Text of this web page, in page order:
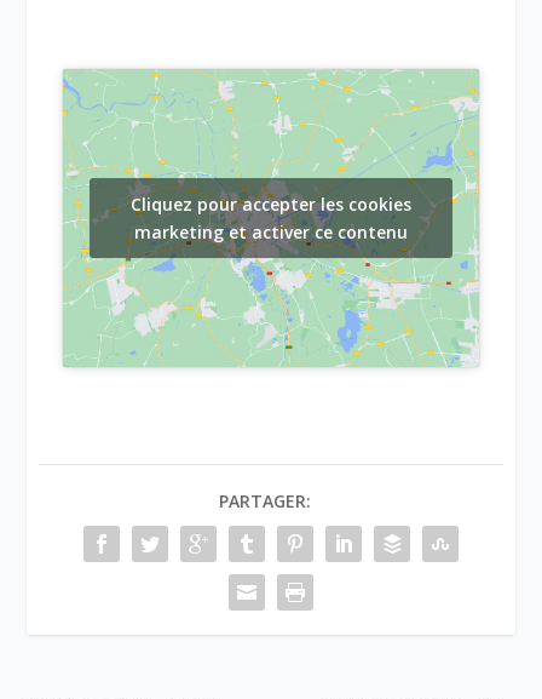
Cliquez pour accepter les cookies
marketing et activer ce contenu
PARTAGER: